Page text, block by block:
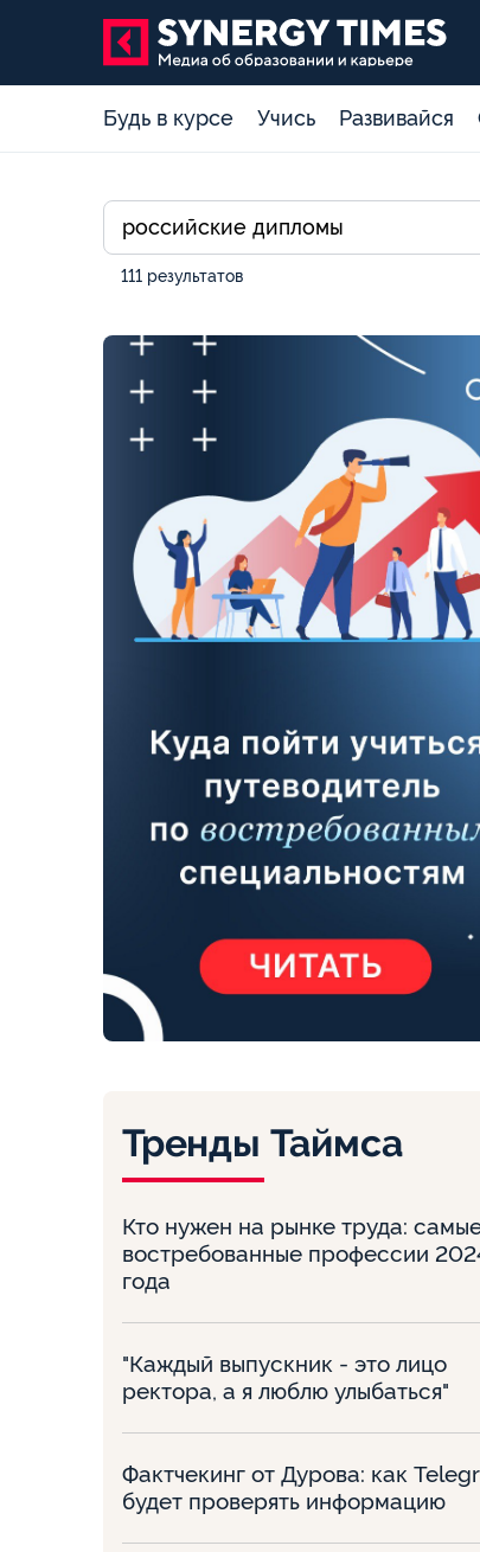
Будь в курсе Учись Развивайся
111 результатов
Тренды Таймса
Кто нужен на рынке труда:
востребованные профессии
года
"Каждый выпускник - это лицо
ректора, а я люблю улыбаться"
Фактчекинг от Дурова: как
будет проверять информацию